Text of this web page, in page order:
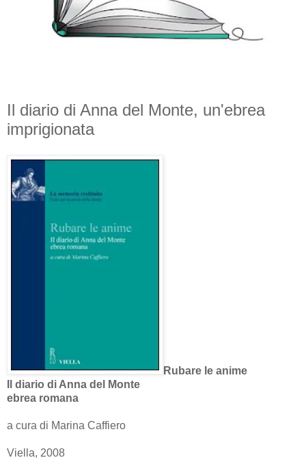
Il diario di Anna del Monte, un'ebrea
imprigionata
Rubare le anime
Il diario di Anna del Monte
ebrea romana
a cura di Marina Caffiero
Viella, 2008